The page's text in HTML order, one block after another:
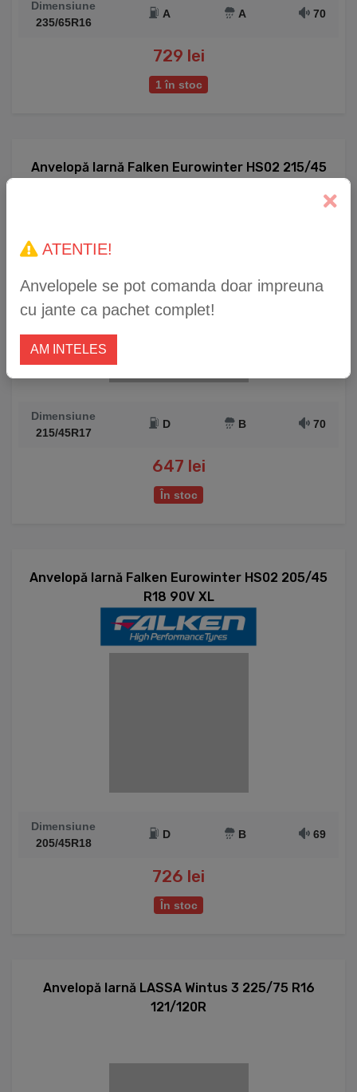
Dimensiune
235/65R16
A A 70
729 lei
1 în stoc
Anvelopă Iarnă Falken Eurowinter HS02 215/45
Dimensiune
215/45R17
D B 70
647 lei
În stoc
Anvelopă Iarnă Falken Eurowinter HS02 205/45
R18 90V XL
Dimensiune
205/45R18
D B 69
726 lei
În stoc
Anvelopă Iarnă LASSA Wintus 3 225/75 R16
121/120R
ATENTIE!
Anvelopele se pot comanda doar impreuna
cu jante ca pachet complet!
AM INTELES